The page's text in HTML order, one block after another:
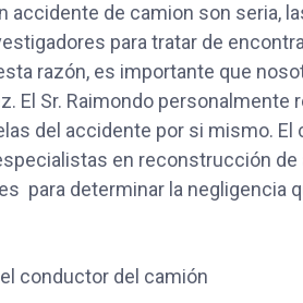
accidente de camion son seria,
para tratar de
razón, es importante que
El Sr. Raimondo personalmente
del accidente por si mismo. El
en reconstrucción
para determinar la negligencia
conductor del camión